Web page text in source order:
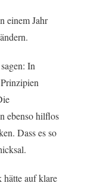
einem Jahr
In
ebenso hilflos
Dass es so
auf klare